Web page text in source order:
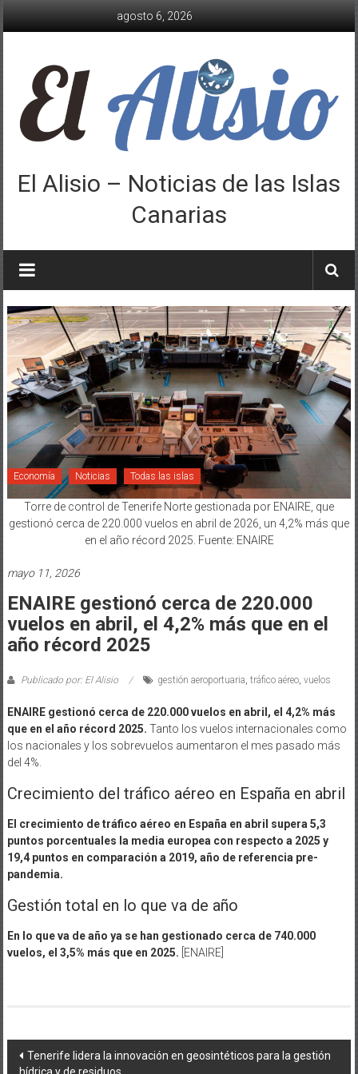
agosto 6, 2026
El Alisio – Noticias de las Islas
Canarias
Economía Noticias Todas las islas
Torre de control de Tenerife Norte gestionada por ENAIRE, que
gestionó cerca de 220.000 vuelos en abril de 2026, un 4,2% más que
en el año récord 2025. Fuente: ENAIRE
mayo 11, 2026
ENAIRE gestionó cerca de 220.000
vuelos en abril, el 4,2% más que en el
año récord 2025
Publicado por: El Alisio gestión aeroportuaria tráfico aéreo, vuelos
ENAIRE gestionó cerca de 220.000 vuelos en abril, el 4,2% más
que en el año récord 2025. Tanto los vuelos internacionales como
los nacionales y los sobrevuelos aumentaron el mes pasado más
del 4%.
Crecimiento del tráfico aéreo en España en abril
El crecimiento de tráfico aéreo en España en abril supera 5,3
puntos porcentuales la media europea con respecto a 2025 y
19,4 puntos en comparación a 2019, año de referencia pre-
pandemia.
Gestión total en lo que va de año
En lo que va de año ya se han gestionado cerca de 740.000
vuelos, el 3,5% más que en 2025. [ENAIRE]
Navegación
Tenerife lidera la innovación en geosintéticos para la gestión
hídrica y de residuos